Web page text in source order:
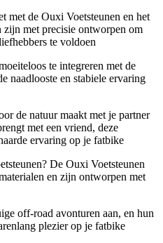
met de Ouxi Voetsteunen en het
met precisie ontworpen om
te voldoen
te integreren met de
naadlooste en stabiele ervaring
de natuur maakt met je partner
met een vriend, deze
ervaring op je fatbike
De Ouxi Voetsteunen
en zijn ontworpen met
off-road avonturen aan, en hun
plezier op je fatbike